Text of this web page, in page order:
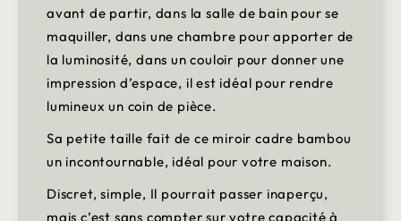
avant de partir, dans la salle de bain pour se
maquiller, dans une chambre pour apporter de
la luminosité, dans un couloir pour donner une
impression d’espace, il est idéal pour rendre
lumineux un coin de pièce.
Sa petite taille fait de ce miroir cadre bambou
un incontournable, idéal pour votre maison.
Discret, simple, Il pourrait passer inaperçu,
mais c’est sans compter sur votre capacité à